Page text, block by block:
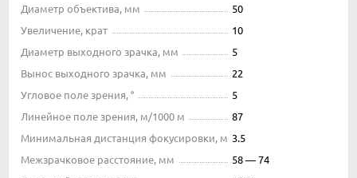
Диаметр объектива, мм
50
Увеличение, крат
10
Диаметр выходного зрачка, мм
5
Вынос выходного зрачка, мм
22
Угловое поле зрения, °
5
Линейное поле зрения, м/1000 м
87
Минимальная дистанция фокусировки, м 3.5
Межзрачковое расстояние, мм
58 — 74